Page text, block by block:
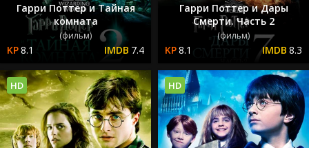
Гарри Поттер и Тайная
комната
(фильм)
8.1 7.4
Гарри Поттер и Дары
Смерти. Часть 2
(фильм)
8.1 8.3
HD HD